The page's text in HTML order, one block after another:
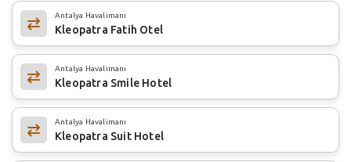
Antalya Havalimanı
Kleopatra Fatih Otel
Antalya Havalimanı
Kleopatra Smile Hotel
Antalya Havalimanı
Kleopatra Suit Hotel